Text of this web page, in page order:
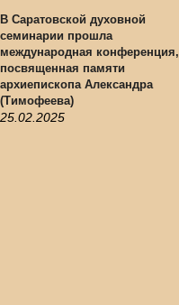
В Саратовской духовной
семинарии прошла
международная конференция,
посвященная памяти
архиепископа Александра
(Тимофеева)
25.02.2025